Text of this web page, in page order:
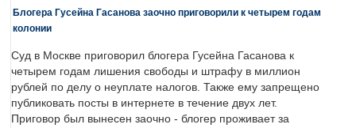
Блогера Гусейна Гасанова заочно приговорили к четырем годам
колонии
Суд в Москве приговорил блогера Гусейна Гасанова к
четырем годам лишения свободы и штрафу в миллион
рублей по делу о неуплате налогов. Также ему запрещено
публиковать посты в интернете в течение двух лет.
Приговор был вынесен заочно - блогер проживает за